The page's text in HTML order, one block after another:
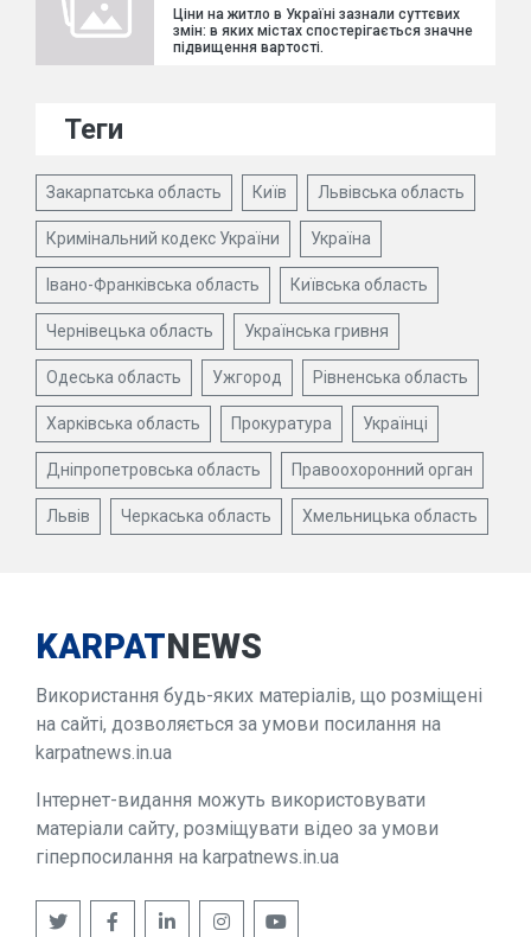
Ціни на житло в Україні зазнали суттєвих
змін: в яких містах спостерігається значне
підвищення вартості.
Теги
Закарпатська область Київ Львівська область
Кримінальний кодекс України Україна
Івано-Франківська область Київська область
Чернівецька область Українська гривня
Одеська область Ужгород Рівненська область
Харківська область Прокуратура Українці
Дніпропетровська область Правоохоронний орган
Львів Черкаська область Хмельницька область
KARPATNEWS
Використання будь-яких матеріалів, що розміщені
на сайті, дозволяється за умови посилання на
karpatnews.in.ua
Інтернет-видання можуть використовувати
матеріали сайту, розміщувати відео за умови
гіперпосилання на karpatnews.in.ua